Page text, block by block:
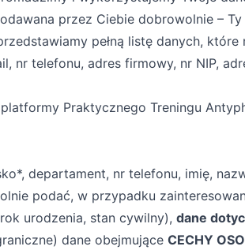
przez Ciebie dobrowolnie –
pełną listę danych,
nr telefonu, adres firmowy, nr NIP,
Praktycznego Treningu
departament, nr telefonu, imię,
podać, w przypadku
rok urodzenia, stan cywilny), dane
dane obejmujące CECHY